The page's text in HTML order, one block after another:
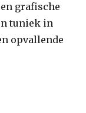
grafische
tuniek in
opvallende